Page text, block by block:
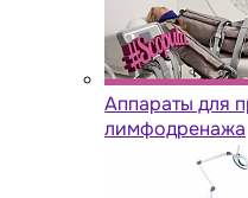
Аппараты для
лимфодренажа